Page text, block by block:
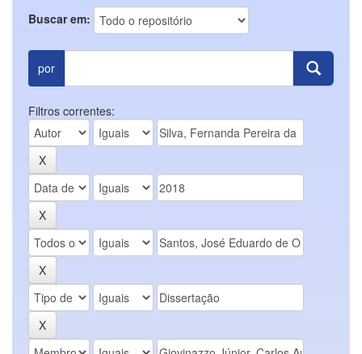
Buscar em:
por
Filtros correntes: